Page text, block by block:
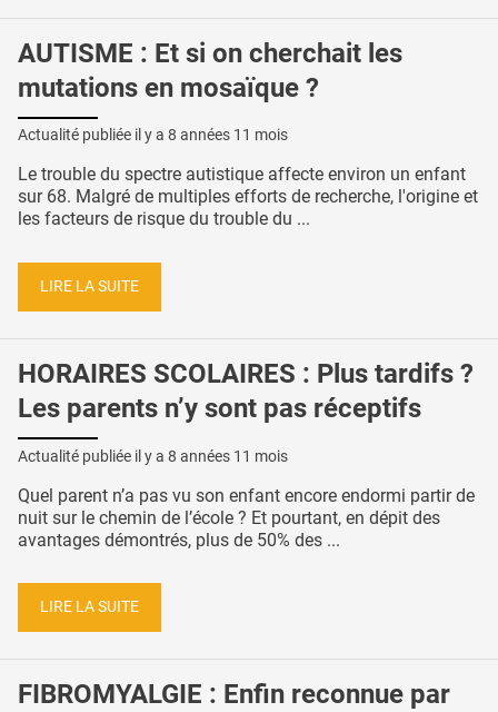
AUTISME : Et si on cherchait les
mutations en mosaïque ?
Actualité publiée il y a 8 années 11 mois
Le trouble du spectre autistique affecte environ un enfant
sur 68. Malgré de multiples efforts de recherche, l'origine et
les facteurs de risque du trouble du ...
LIRE LA SUITE
HORAIRES SCOLAIRES : Plus tardifs ?
Les parents n’y sont pas réceptifs
Actualité publiée il y a 8 années 11 mois
Quel parent n’a pas vu son enfant encore endormi partir de
nuit sur le chemin de l’école ? Et pourtant, en dépit des
avantages démontrés, plus de 50% des ...
LIRE LA SUITE
FIBROMYALGIE : Enfin reconnue par